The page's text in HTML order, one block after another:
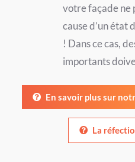
votre façade ne
cause d’un état
! Dans ce cas,
importants
En savoir plus sur
La